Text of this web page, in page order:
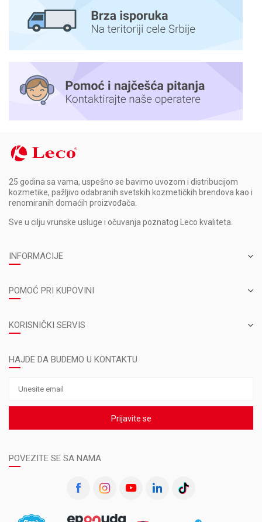
25 godina sa vama, uspešno se bavimo uvozom i distribucijom
kozmetike, pažljivo odabranih svetskih kozmetičkih brendova kao i
renomiranih domaćih proizvođača.
Sve u cilju vrunske usluge i očuvanja poznatog Leco kvaliteta.
INFORMACIJE
POMOĆ PRI KUPOVINI
KORISNIČKI SERVIS
HAJDE DA BUDEMO U KONTAKTU
Prijavite se
POVEZITE SE SA NAMA